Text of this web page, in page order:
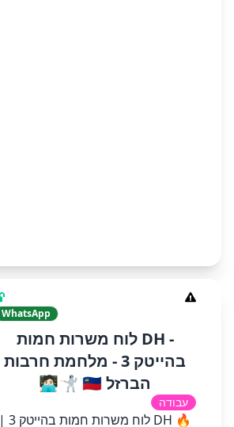
WhatsApp
- DH לוח משרות חמות
בהייטק 3 - מלחמת חרבות
הברזל 🇮🇱 🤺🧑🏻‍💻
עבודה
🔥 DH לוח משרות חמות בהייטק 3 |